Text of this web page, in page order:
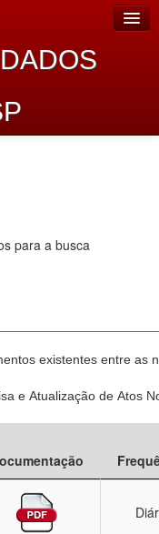
para a busca
existentes entre as
e Atualização de Atos